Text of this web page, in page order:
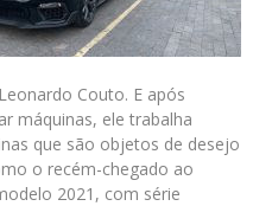
Couto. E após
máquinas, ele trabalha
que são objetos de desejo
o recém-chegado ao
2021, com série